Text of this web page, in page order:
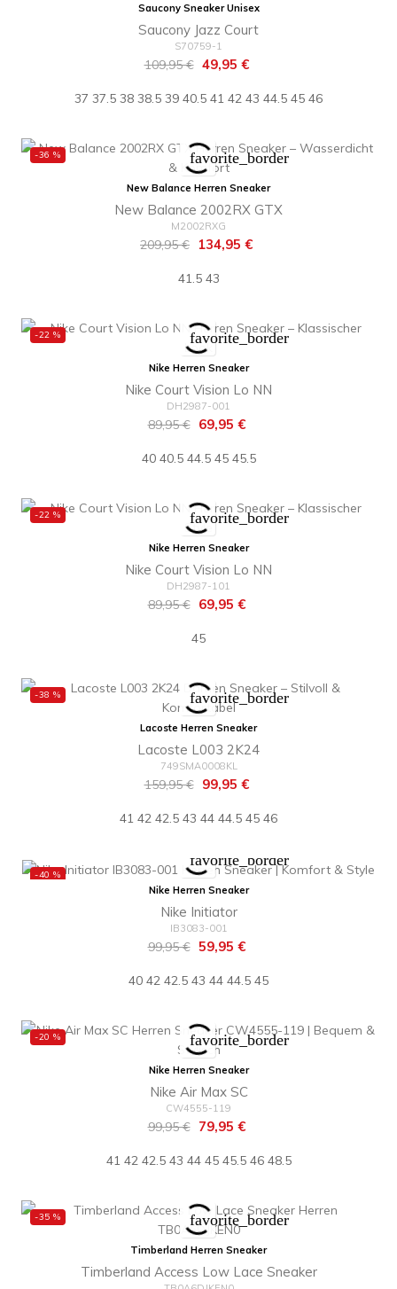
Saucony Sneaker Unisex
Saucony Jazz Court
S70759-1
Regulärer
109,95 € Preis
49,95 €
37 37.5 38 38.5 39 40.5 41 42 43 44.5 45 46
-36 % favorite_border
New Balance Herren Sneaker
New Balance 2002RX GTX
M2002RXG
Regulärer
209,95 € Preis
134,95 €
41.5 43
-22 % favorite_border
Nike Herren Sneaker
Nike Court Vision Lo NN
DH2987-001
Regulärer
89,95 € Preis
69,95 €
40 40.5 44.5 45 45.5
-22 % favorite_border
Nike Herren Sneaker
Nike Court Vision Lo NN
DH2987-101
Regulärer
89,95 € Preis
69,95 €
45
-38 % favorite_border
Lacoste Herren Sneaker
Lacoste L003 2K24
749SMA0008KL
Regulärer
159,95 € Preis
99,95 €
41 42 42.5 43 44 44.5 45 46
-40 %
favorite_border
Nike Herren Sneaker
Nike Initiator
IB3083-001
Regulärer
99,95 € Preis
59,95 €
40 42 42.5 43 44 44.5 45
-20 % favorite_border
Nike Herren Sneaker
Nike Air Max SC
CW4555-119
Regulärer
99,95 € Preis
79,95 €
41 42 42.5 43 44 45 45.5 46 48.5
-35 % favorite_border
Timberland Herren Sneaker
Timberland Access Low Lace Sneaker